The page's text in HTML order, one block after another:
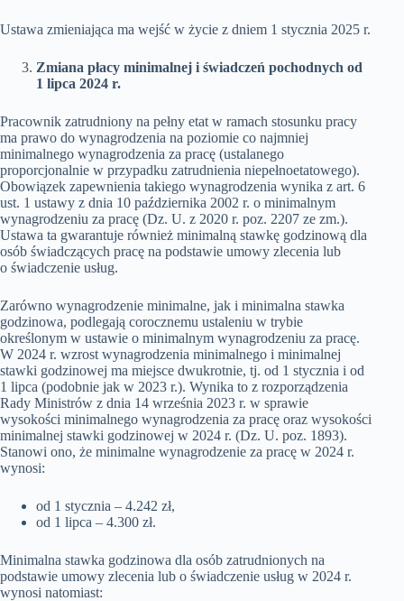
Ustawa zmieniająca ma wejść w życie z dniem 1 stycznia 2025 r.
Zmiana płacy minimalnej i świadczeń pochodnych od
1 lipca 2024 r.
Pracownik zatrudniony na pełny etat w ramach stosunku pracy
ma prawo do wynagrodzenia na poziomie co najmniej
minimalnego wynagrodzenia za pracę (ustalanego
proporcjonalnie w przypadku zatrudnienia niepełnoetatowego).
Obowiązek zapewnienia takiego wynagrodzenia wynika z art. 6
ust. 1 ustawy z dnia 10 października 2002 r. o minimalnym
wynagrodzeniu za pracę (Dz. U. z 2020 r. poz. 2207 ze zm.).
Ustawa ta gwarantuje również minimalną stawkę godzinową dla
osób świadczących pracę na podstawie umowy zlecenia lub
o świadczenie usług.
Zarówno wynagrodzenie minimalne, jak i minimalna stawka
godzinowa, podlegają corocznemu ustaleniu w trybie
określonym w ustawie o minimalnym wynagrodzeniu za pracę.
W 2024 r. wzrost wynagrodzenia minimalnego i minimalnej
stawki godzinowej ma miejsce dwukrotnie, tj. od 1 stycznia i od
1 lipca (podobnie jak w 2023 r.). Wynika to z rozporządzenia
Rady Ministrów z dnia 14 września 2023 r. w sprawie
wysokości minimalnego wynagrodzenia za pracę oraz wysokości
minimalnej stawki godzinowej w 2024 r. (Dz. U. poz. 1893).
Stanowi ono, że minimalne wynagrodzenie za pracę w 2024 r.
wynosi:
od 1 stycznia – 4.242 zł,
od 1 lipca – 4.300 zł.
Minimalna stawka godzinowa dla osób zatrudnionych na
podstawie umowy zlecenia lub o świadczenie usług w 2024 r.
wynosi natomiast: